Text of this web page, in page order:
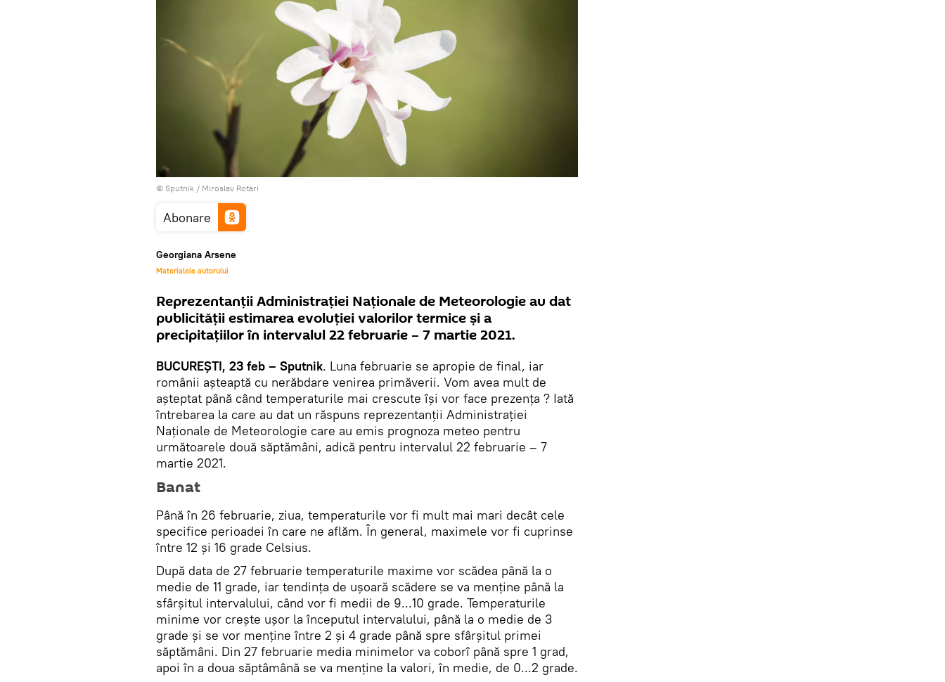
© Sputnik / Miroslav Rotari
Abonare
Georgiana Arsene
Materialele autorului
Reprezentanții Administrației Naționale de Meteorologie au dat
publicității estimarea evoluției valorilor termice și a
precipitațiilor în intervalul 22 februarie – 7 martie 2021.
BUCUREȘTI, 23 feb – Sputnik. Luna februarie se apropie de final, iar
românii așteaptă cu nerăbdare venirea primăverii. Vom avea mult de
așteptat până când temperaturile mai crescute își vor face prezența ? Iată
întrebarea la care au dat un răspuns reprezentanții Administrației
Naționale de Meteorologie care au emis prognoza meteo pentru
următoarele două săptămâni, adică pentru intervalul 22 februarie – 7
martie 2021.
Banat
Până în 26 februarie, ziua, temperaturile vor fi mult mai mari decât cele
specifice perioadei în care ne aflăm. În general, maximele vor fi cuprinse
între 12 și 16 grade Celsius.
După data de 27 februarie temperaturile maxime vor scădea până la o
medie de 11 grade, iar tendința de ușoară scădere se va menține până la
sfârșitul intervalului, când vor fi medii de 9...10 grade. Temperaturile
minime vor crește ușor la începutul intervalului, până la o medie de 3
grade și se vor menține între 2 și 4 grade până spre sfârșitul primei
săptămâni. Din 27 februarie media minimelor va coborî până spre 1 grad,
apoi în a doua săptâmână se va menține la valori, în medie, de 0...2 grade.